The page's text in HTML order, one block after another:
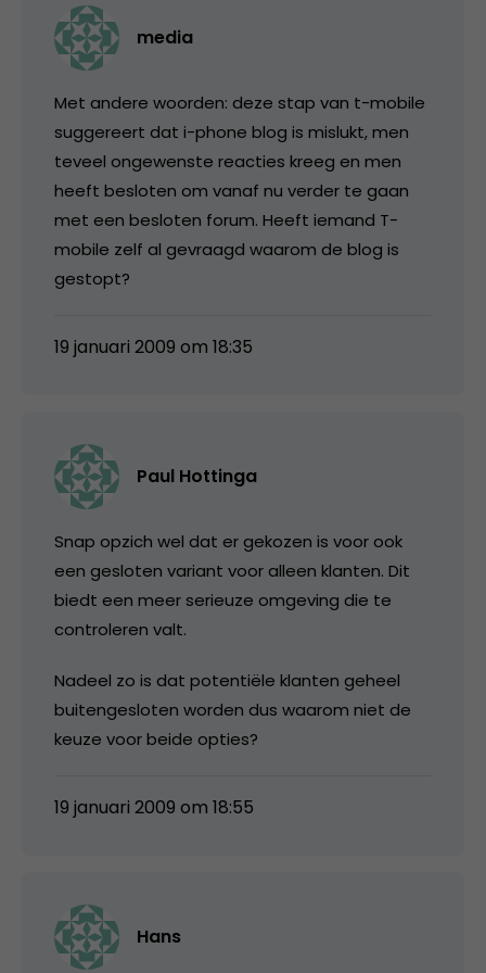
media
Met andere woorden: deze stap van t-mobile
suggereert dat i-phone blog is mislukt, men
teveel ongewenste reacties kreeg en men
heeft besloten om vanaf nu verder te gaan
met een besloten forum. Heeft iemand T-
mobile zelf al gevraagd waarom de blog is
gestopt?
19 januari 2009 om 18:35
Paul Hottinga
Snap opzich wel dat er gekozen is voor ook
een gesloten variant voor alleen klanten. Dit
biedt een meer serieuze omgeving die te
controleren valt.
Nadeel zo is dat potentiële klanten geheel
buitengesloten worden dus waarom niet de
keuze voor beide opties?
19 januari 2009 om 18:55
Hans